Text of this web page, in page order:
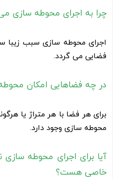
چرا به اجرای محوطه سازی
اجرای محوطه سازی سبب زیبا
فضایی می گردد.
در چه فضاهایی امکان
برای هر فضا با هر متراژ یا
محوطه سازی وجود دارد.
آیا برای اجرای محوطه سازی
خاصی هست؟